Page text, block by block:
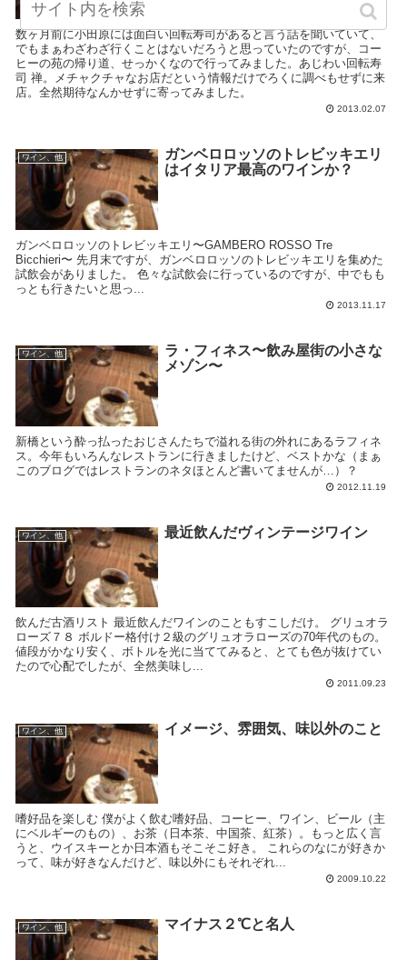
数ヶ月前に小田原には面白い回転寿司があると言う話を聞いていて、
でもまぁわざわざ行くことはないだろうと思っていたのですが、コー
ヒーの苑の帰り道、せっかくなので行ってみました。あじわい回転寿
司 禅。メチャクチャなお店だという情報だけでろくに調べもせずに来
店。全然期待なんかせずに寄ってみました。
2013.02.07
ワイン、他
ガンベロロッソのトレビッキエリ
はイタリア最高のワインか？
ガンベロロッソのトレビッキエリ〜GAMBERO ROSSO Tre
Bicchieri〜 先月末ですが、ガンベロロッソのトレビッキエリを集めた
試飲会がありました。 色々な試飲会に行っているのですが、中でもも
っとも行きたいと思っ...
2013.11.17
ワイン、他
ラ・フィネス〜飲み屋街の小さな
メゾン〜
新橋という酔っ払ったおじさんたちで溢れる街の外れにあるラフィネ
ス。今年もいろんなレストランに行きましたけど、ベストかな（まぁ
このブログではレストランのネタほとんど書いてませんが…）？
2012.11.19
ワイン、他 最近飲んだヴィンテージワイン
飲んだ古酒リスト 最近飲んだワインのこともすこしだけ。 グリュオラ
ローズ７８ ボルドー格付け２級のグリュオラローズの70年代のもの。
値段がかなり安く、ボトルを光に当ててみると、とても色が抜けてい
たので心配でしたが、全然美味し...
2011.09.23
ワイン、他 イメージ、雰囲気、味以外のこと
嗜好品を楽しむ 僕がよく飲む嗜好品、コーヒー、ワイン、ビール（主
にベルギーのもの）、お茶（日本茶、中国茶、紅茶）。もっと広く言
うと、ウイスキーとか日本酒もそこそこ好き。 これらのなにが好きか
って、味が好きなんだけど、味以外にもそれぞれ...
2009.10.22
ワイン、他 マイナス２℃と名人